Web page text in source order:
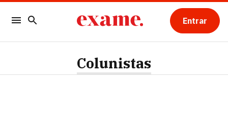
Entrar
Colunistas